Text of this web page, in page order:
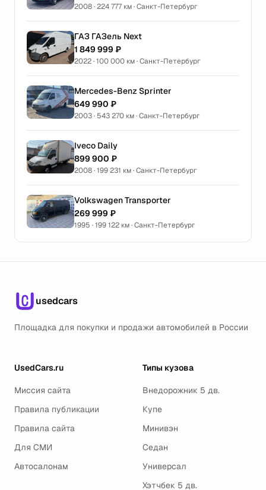
2008 · 224 777 км · Санкт-Петербург
ГАЗ ГАЗель Next
1 849 999 ₽
2022 · 100 000 км · Санкт-Петербург
Mercedes-Benz Sprinter
649 990 ₽
2003 · 543 270 км · Санкт-Петербург
Iveco Daily
899 900 ₽
2008 · 199 231 км · Санкт-Петербург
Volkswagen Transporter
269 999 ₽
1995 · 199 122 км · Санкт-Петербург
usedcars
Площадка для покупки и продажи автомобилей в России
UsedCars.ru
Миссия сайта
Правила публикации
Правила сайта
Для СМИ
Автосалонам
Типы кузова
Внедорожник 5 дв.
Купе
Минивэн
Седан
Универсал
Хэтчбек 5 дв.